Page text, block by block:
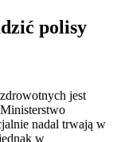
polisy
jest
nadal trwają w
w